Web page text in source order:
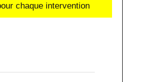
chaque intervention